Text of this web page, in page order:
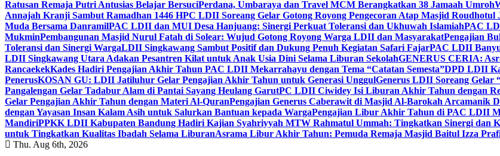
Ratusan Remaja Putri Antusias Belajar BersuciPerdana, Umbaraya dan Travel MCM Berangkatkan 38 Jamaah Umroh
Annajah Kranji Sambut Ramadhan 1446 HPC LDII Soreang Gelar Gotong Royong Pengecoran Atap Masjid Roudhotul
Muda Bersama DanramilPAC LDII dan MUI Desa Hanjuang: Sinergi Perkuat Toleransi dan Ukhuwah IslamiahPAC
MukminPembangunan Masjid Nurul Fatah di Solear: Wujud Gotong Royong Warga LDII dan MasyarakatPengajian
Toleransi dan Sinergi WargaLDII Singkawang Sambut Positif dan Dukung Penuh Kegiatan Safari FajarPAC LDII
LDII Singkawang Utara Adakan Pesantren Kilat untuk Anak Usia Dini Selama Liburan SekolahGENERUS CERIA:
RancaekekKades Hadiri Pengajian Akhir Tahun PAC LDII Mekarrahayu dengan Tema “Catatan Semesta”DPD LDII
PenerusKOSAN GU: LDII Jatiluhur Gelar Pengajian Akhir Tahun untuk Generasi UnggulGenerus LDII Soreang Gelar
Pangalengan Gelar Tadabur Alam di Pantai Sayang Heulang GarutPC LDII Ciwidey Isi Liburan Akhir Tahun dengan
Gelar Pengajian Akhir Tahun dengan Materi Al-QuranPengajian Generus Caberawit di Masjid Al-Barokah Arcamanik
dengan Yayasan Insan Kalam Asih untuk Salurkan Bantuan kepada WargaPengajian Libur Akhir Tahun di PAC LDII
MandiriPPKK LDII Kabupaten Bandung Hadiri Kajian Syahriyyah MTW Rahmatul Ummah: Tingkatkan Sinergi dan
untuk Tingkatkan Kualitas Ibadah Selama LiburanAsrama Libur Akhir Tahun: Pemuda Remaja Masjid Baitul Izza
Thu. Aug 6th, 2026